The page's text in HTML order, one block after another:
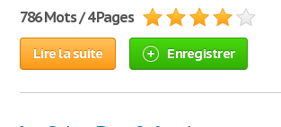
786 Mots / 4 Pages
Lire la suite Enregistrer